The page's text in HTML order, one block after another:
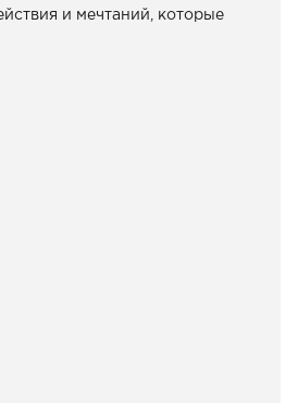
и мечтаний, которые